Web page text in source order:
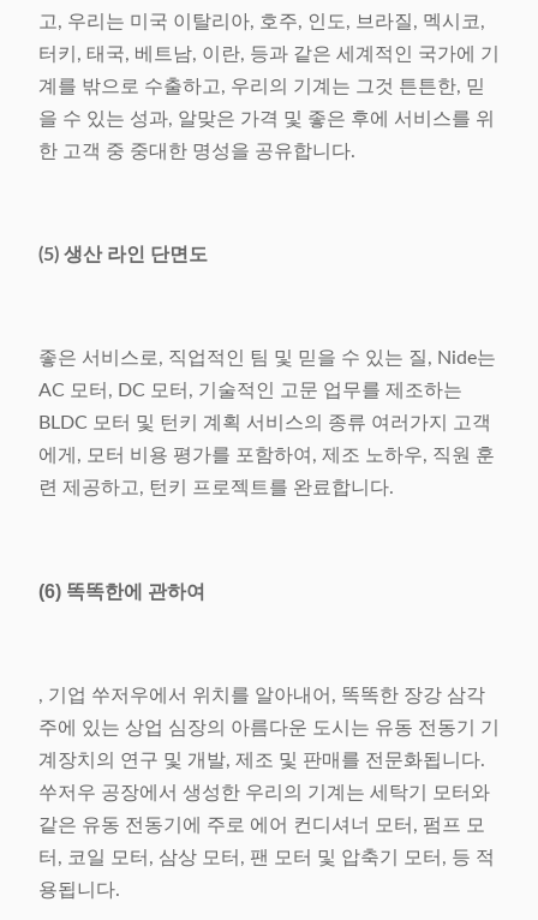
고, 우리는 미국 이탈리아, 호주, 인도, 브라질, 멕시코,
터키, 태국, 베트남, 이란, 등과 같은 세계적인 국가에 기
계를 밖으로 수출하고, 우리의 기계는 그것 튼튼한, 믿
을 수 있는 성과, 알맞은 가격 및 좋은 후에 서비스를 위
한 고객 중 중대한 명성을 공유합니다.
(5) 생산 라인 단면도
좋은 서비스로, 직업적인 팀 및 믿을 수 있는 질, Nide는
AC 모터, DC 모터, 기술적인 고문 업무를 제조하는
BLDC 모터 및 턴키 계획 서비스의 종류 여러가지 고객
에게, 모터 비용 평가를 포함하여, 제조 노하우, 직원 훈
련 제공하고, 턴키 프로젝트를 완료합니다.
(6) 똑똑한에 관하여
, 기업 쑤저우에서 위치를 알아내어, 똑똑한 장강 삼각
주에 있는 상업 심장의 아름다운 도시는 유동 전동기 기
계장치의 연구 및 개발, 제조 및 판매를 전문화됩니다.
쑤저우 공장에서 생성한 우리의 기계는 세탁기 모터와
같은 유동 전동기에 주로 에어 컨디셔너 모터, 펌프 모
터, 코일 모터, 삼상 모터, 팬 모터 및 압축기 모터, 등 적
용됩니다.